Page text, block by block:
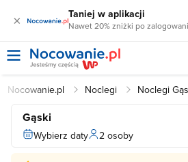
× Taniej w aplikacji
Nawet 20% zniżki po
Nocowanie.pl Noclegi Noclegi
Gąski
Wybierz daty 2 osoby